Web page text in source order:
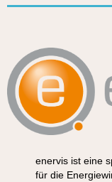
enervis ist eine
für die